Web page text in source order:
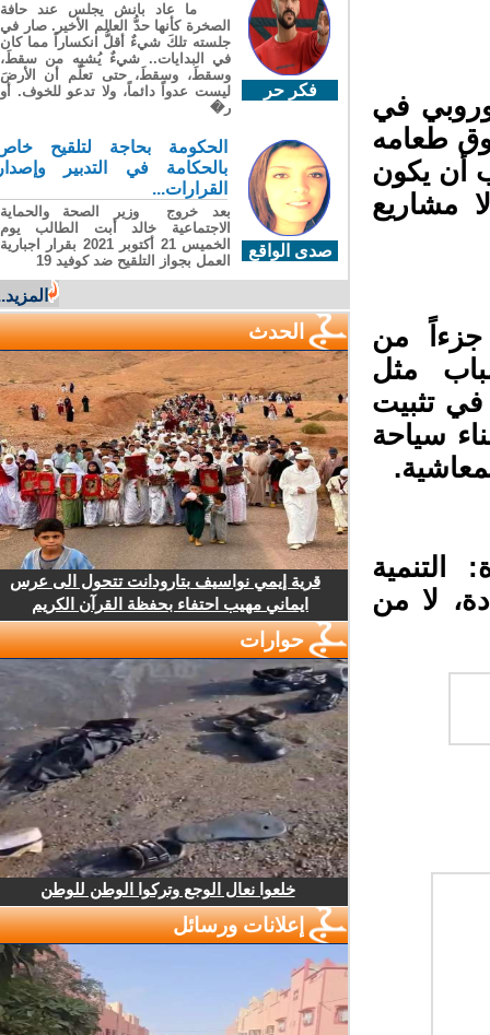
في
طعامه
أن يكون
مشاريع
جزءاً من
مثل
تثبيت
سياحة
لا من
فكر حر
ما عاد بانش يجلس عند حافة
الصخرة كأنها حدُّ العالم الأخير. صار في
جلسته تلكَ شيءٌ أقلُّ انكساراً مما كان
في البدايات.. شيءٌ يُشبِه من سقطَ،
وسقطَ، وسقطَ، حتى تعلّم أن الأرضَ
ليست عدواً دائماً، ولا تدعو للخوف. أو
ر�
صدى الواقع
الحكومة بحاجة لتلقيح خاص
بالحكامة في التدبير وإصدار
القرارات...
بعد خروج وزير الصحة والحماية
الاجتماعية خالد أبت الطالب يوم
الخميس 21 أكتوبر 2021 بقرار اجبارية
العمل بجواز التلقيح ضد كوفيد 19
المزيد...
الحدث
قرية إيمي نواسيف بتارودانت تتحول الى عرس
ايماني مهيب احتفاء بحفظة القرآن الكريم
حوارات
خلعوا نعال الوجع وتركوا الوطن للوطن
إعلانات ورسائل